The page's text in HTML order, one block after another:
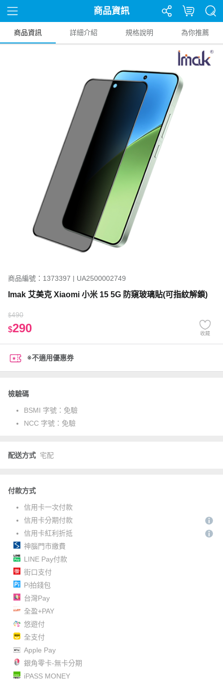
商品資訊
商品資訊 詳細介紹 規格說明 為你推薦
商品編號：1373397 | UA2500002749
Imak 艾美克 Xiaomi 小米 15 5G 防窺玻璃貼(可指紋解鎖)
$490
$290 收藏
※不適用優惠券
檢驗碼
BSMI 字號： 免驗
NCC 字號： 免驗
配送方式 宅配
付款方式
信用卡一次付款
信用卡分期付款
信用卡紅利折抵
神腦門市繳費
LINE Pay付款
街口支付
Pi拍錢包
台灣Pay
全盈+PAY
悠遊付
全支付
Apple Pay
銀角零卡-無卡分期
iPASS MONEY